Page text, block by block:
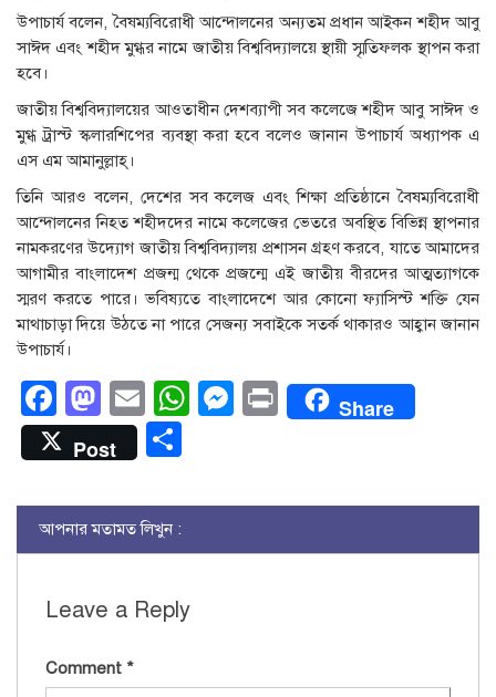
উপাচার্য বলেন, বৈষম্যবিরোধী আন্দোলনের অন্যতম প্রধান আইকন শহীদ আবু
সাঈদ এবং শহীদ মুগ্ধর নামে জাতীয় বিশ্ববিদ্যালয়ে স্থায়ী স্মৃতিফলক স্থাপন করা
হবে।
জাতীয় বিশ্ববিদ্যালয়ের আওতাধীন দেশব্যাপী সব কলেজে শহীদ আবু সাঈদ ও
মুগ্ধ ট্রাস্ট স্কলারশিপের ব্যবস্থা করা হবে বলেও জানান উপাচার্য অধ্যাপক এ
এস এম আমানুল্লাহ্।
তিনি আরও বলেন, দেশের সব কলেজ এবং শিক্ষা প্রতিষ্ঠানে বৈষম্যবিরোধী
আন্দোলনের নিহত শহীদদের নামে কলেজের ভেতরে অবস্থিত বিভিন্ন স্থাপনার
নামকরণের উদ্যোগ জাতীয় বিশ্ববিদ্যালয় প্রশাসন গ্রহণ করবে, যাতে আমাদের
আগামীর বাংলাদেশ প্রজন্ম থেকে প্রজন্মে এই জাতীয় বীরদের আত্মত্যাগকে
স্মরণ করতে পারে। ভবিষ্যতে বাংলাদেশে আর কোনো ফ্যাসিস্ট শক্তি যেন
মাথাচাড়া দিয়ে উঠতে না পারে সেজন্য সবাইকে সতর্ক থাকারও আহ্বান জানান
উপাচার্য।
Facebook
Mastodon
EmailWhatsApp
Messenger
PrintShare
Post
আপনার মতামত লিখুন :
Leave a Reply
Comment *